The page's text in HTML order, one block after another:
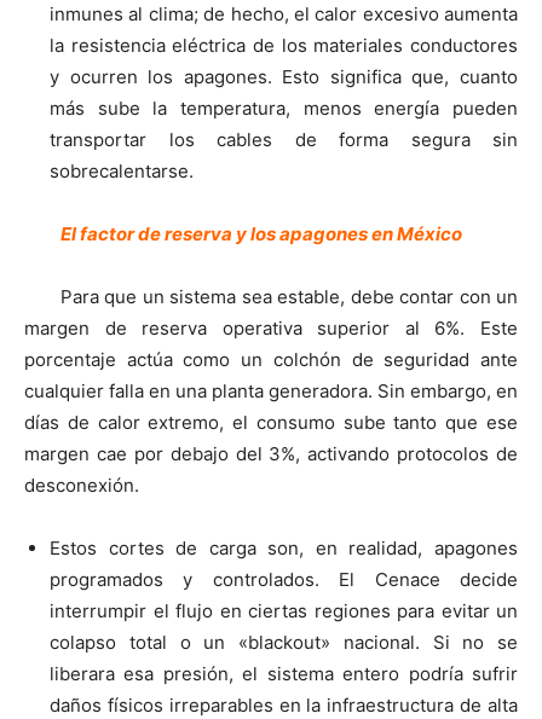
inmunes al clima; de hecho, el calor excesivo aumenta
la resistencia eléctrica de los materiales conductores
y ocurren los apagones. Esto significa que, cuanto
más sube la temperatura, menos energía pueden
transportar los cables de forma segura sin
sobrecalentarse.
El factor de reserva y los apagones en México
Para que un sistema sea estable, debe contar con un
margen de reserva operativa superior al 6%. Este
porcentaje actúa como un colchón de seguridad ante
cualquier falla en una planta generadora. Sin embargo, en
días de calor extremo, el consumo sube tanto que ese
margen cae por debajo del 3%, activando protocolos de
desconexión.
Estos cortes de carga son, en realidad, apagones
programados y controlados. El Cenace decide
interrumpir el flujo en ciertas regiones para evitar un
colapso total o un «blackout» nacional. Si no se
liberara esa presión, el sistema entero podría sufrir
daños físicos irreparables en la infraestructura de alta